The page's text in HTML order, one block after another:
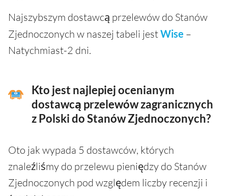
Najszybszym dostawcą przelewów do Stanów
Zjednoczonych w naszej tabeli jestWise –
Natychmiast-2 dni.
Kto jest najlepiej ocenianym
dostawcą przelewów zagranicznych
z Polski do Stanów Zjednoczonych?
Oto jak wypada 5 dostawców, których
znaleźliśmy do przelewu pieniędzy do Stanów
Zjednoczonych pod względem liczby recenzji i